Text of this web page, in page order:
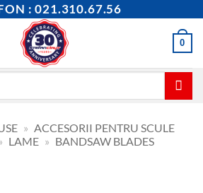
: 021.310.67.56
0
» ACCESORII PENTRU SCULE
LAME » BANDSAW BLADES